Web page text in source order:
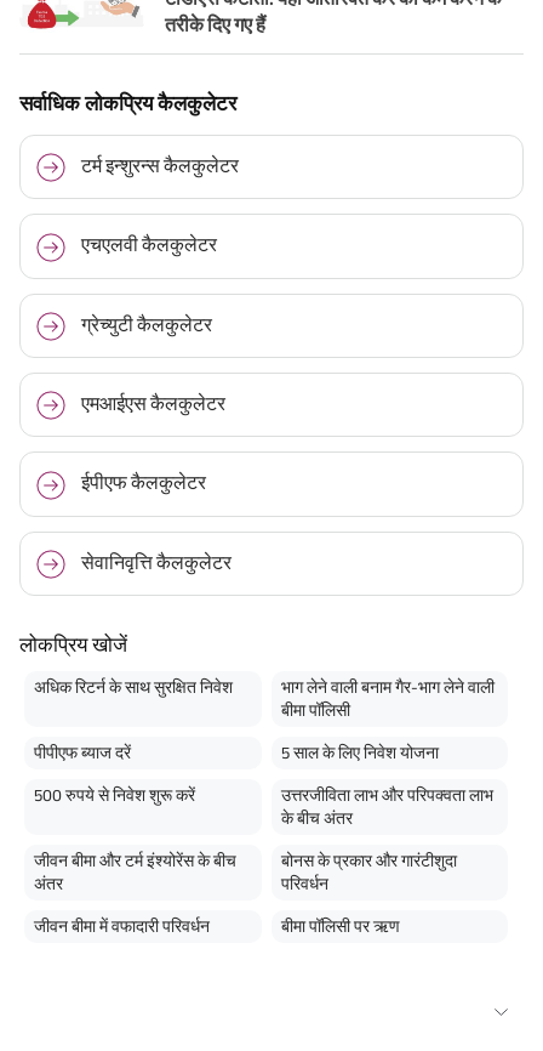
तरीके दिए गए हैं
सर्वाधिक लोकप्रिय कैलकुलेटर
टर्म इन्शुरन्स कैलकुलेटर
एचएलवी कैलकुलेटर
ग्रेच्युटी कैलकुलेटर
एमआईएस कैलकुलेटर
ईपीएफ कैलकुलेटर
सेवानिवृत्ति कैलकुलेटर
लोकप्रिय खोजें
अधिक रिटर्न के साथ सुरक्षित निवेश
भाग लेने वाली बनाम गैर-भाग लेने वाली
बीमा पॉलिसी
पीपीएफ ब्याज दरें 5 साल के लिए निवेश योजना
500 रुपये से निवेश शुरू करें
उत्तरजीविता लाभ और परिपक्वता लाभ
के बीच अंतर
जीवन बीमा और टर्म इंश्योरेंस के बीच
अंतर
बोनस के प्रकार और गारंटीशुदा
परिवर्धन
जीवन बीमा में वफादारी परिवर्धन बीमा पॉलिसी पर ऋण